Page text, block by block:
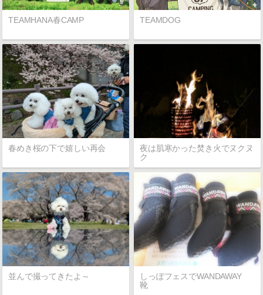
TEAMHANA春CAMP TEAMDOG
春めき桜の下で嬉しい再会
夜は肌寒かった焚き火でヌクヌ
ク
並んで撮ってきたよ～
しっぽフェスでWANDAWAY
靴